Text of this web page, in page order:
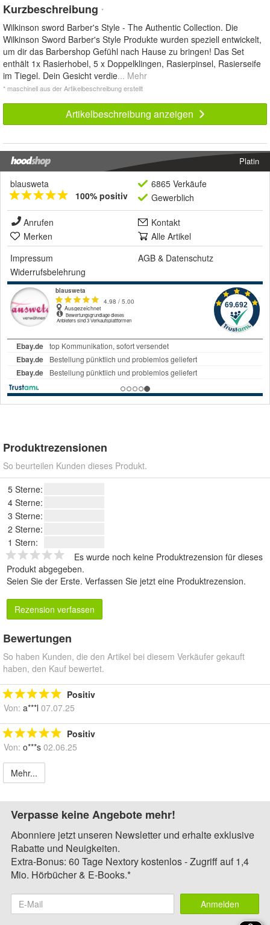
Kurzbeschreibung *
Wilkinson sword Barber's Style - The Authentic Collection. Die
Wilkinson Sword Barber's Style Produkte wurden speziell entwickelt,
um dir das Barbershop Gefühl nach Hause zu bringen! Das Set
enthält 1x Rasierhobel, 5 x Doppelklingen, Rasierpinsel, Rasierseife
im Tiegel. Dein Gesicht verdie... Mehr
* maschinell aus der Artikelbeschreibung erstellt
Artikelbeschreibung anzeigen
Platin
blausweta
100% positiv
6865 Verkäufe
Gewerblich
Anrufen
Kontakt
Merken
Alle Artikel
Impressum
AGB & Datenschutz
Widerrufsbelehrung
Produktrezensionen
So beurteilen Kunden dieses Produkt.
5 Sterne:
4 Sterne:
3 Sterne:
2 Sterne:
1 Stern:
Es wurde noch keine Produktrezension für dieses
Produkt abgegeben.
Seien Sie der Erste. Verfassen Sie jetzt eine Produktrezension.
Rezension verfassen
Bewertungen
So haben Kunden, die den Artikel bei diesem Verkäufer gekauft
haben, den Kauf bewertet.
Positiv
Von: a***l 07.07.25
Positiv
Von: o***s 02.06.25
Mehr...
Verpasse keine Angebote mehr!
Abonniere jetzt unseren Newsletter und erhalte exklusive
Rabatte und Neuigkeiten.
Extra-Bonus: 60 Tage Nextory kostenlos - Zugriff auf 1,4
Mio. Hörbücher & E-Books.*
Anmelden